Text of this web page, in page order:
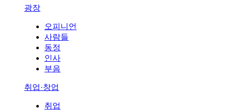
광장
오피니언
사람들
동정
인사
부음
취업·창업
취업